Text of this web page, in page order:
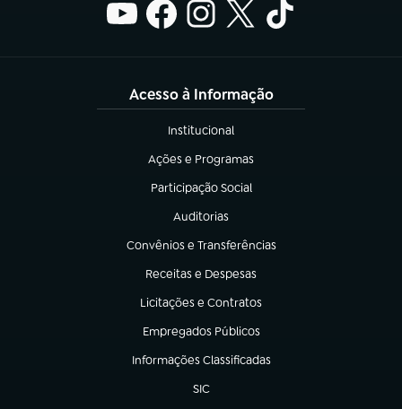
Acesso à Informação
Institucional
(abre em nova aba)
Ações e Programas
(abre em nova aba)
Participação Social
(abre em nova aba)
Auditorias
(abre em nova aba)
Convênios e Transferências
(abre em nova aba)
Receitas e Despesas
(abre em nova aba)
Licitações e Contratos
(abre em nova aba)
Empregados Públicos
(abre em nova aba)
Informações Classificadas
(abre em nova aba)
SIC
(abre em nova aba)